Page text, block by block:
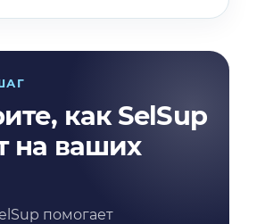
как SelSup
на ваших
помогает